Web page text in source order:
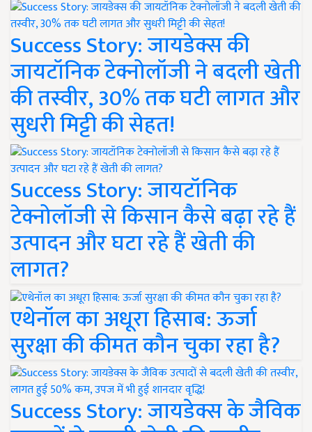
Success Story: जायडेक्स की
जायटॉनिक टेक्नोलॉजी ने बदली खेती
की तस्वीर, 30% तक घटी लागत और
सुधरी मिट्टी की सेहत!
Success Story: जायटॉनिक
टेक्नोलॉजी से किसान कैसे बढ़ा रहे हैं
उत्पादन और घटा रहे हैं खेती की
लागत?
एथेनॉल का अधूरा हिसाब: ऊर्जा
सुरक्षा की कीमत कौन चुका रहा है?
Success Story: जायडेक्स के जैविक